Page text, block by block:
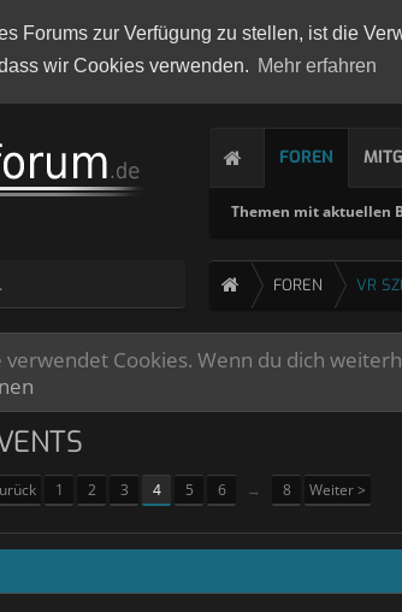
Forums zur Verfügung zu stellen, ist die
wir Cookies verwenden. Mehr erfahren
FOREN
Themen mit aktuellen
FOREN VR
verwendet Cookies. Wenn du dich
1 2 3 4 5 6 → 8 Weiter >